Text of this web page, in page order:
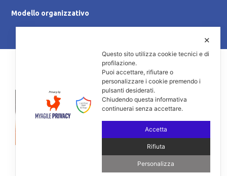
Modello organizzativo
© 2021 A.S.D. Ginnastica Acrobatica Valle del Noce
P.IVA 02142190228 - C.F. 92019120226
✕
Questo sito utilizza cookie tecnici e di
profilazione.
Puoi accettare, rifiutare o
personalizzare i cookie premendo i
pulsanti desiderati.
Chiudendo questa informativa
continuerai senza accettare.
Accetta
Rifiuta
Personalizza